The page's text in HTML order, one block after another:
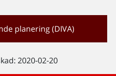
planering (DIVA)
2020-02-20